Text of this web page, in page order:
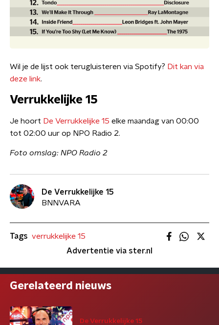
Wil je de lijst ook terugluisteren via Spotify? Dit kan via
deze link.
Verrukkelijke 15
Je hoort De Verrukkelijke 15 elke maandag van 00:00
tot 02:00 uur op NPO Radio 2.
Foto omslag: NPO Radio 2
De Verrukkelijke 15
BNNVARA
Tags verrukkelijke 15
Advertentie via ster.nl
Gerelateerd nieuws
De Verrukkelijke 15